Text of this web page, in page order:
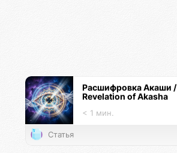
Расшифровка Акаши /
Revelation of Akasha
< 1 мин.
Статья